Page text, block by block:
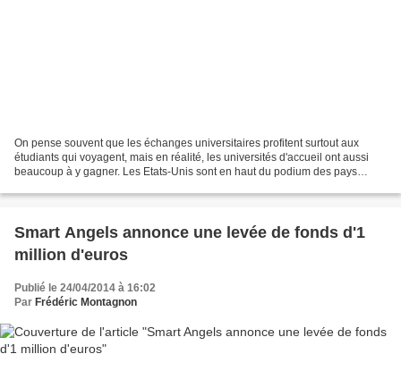
On pense souvent que les échanges universitaires profitent surtout aux
étudiants qui voyagent, mais en réalité, les universités d'accueil ont aussi
beaucoup à y gagner. Les Etats-Unis sont en haut du podium des pays
Smart Angels annonce une levée de fonds d'1
million d'euros
Publié le 24/04/2014 à 16:02
Par Frédéric Montagnon